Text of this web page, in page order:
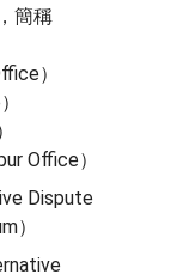
簡稱
）
Office）
Dispute
）